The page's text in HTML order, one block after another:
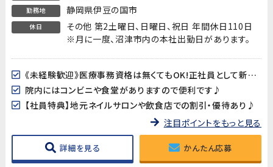
勤務地 静岡県伊豆の国市
休日
その他 第2土曜日、日曜日、祝日 年間休日110日
※月に一度、沼津市内の本社出勤日があります。
《未経験歓迎》医療事務資格は無くてもOK!正社員として新しい環境でチャレンジしてみませんか！？
院内にはコンビニや食堂がありますので便利です♪
【社員特典】地元ネイルサロンや飲食店での割引・優待あり♪
注目ポイントをもっと見る
詳細を見る かんたん応募